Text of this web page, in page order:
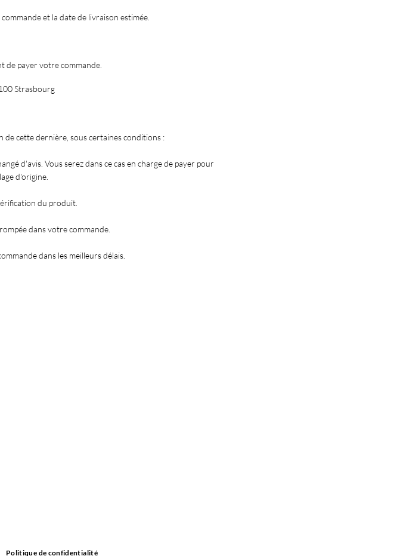
et la date de livraison estimée.
de payer votre commande.
Strasbourg
cette dernière, sous certaines conditions :
d'avis. Vous serez dans ce cas en charge de payer pour
d'origine.
du produit.
dans votre commande.
dans les meilleurs délais.
Politique de confidentialité